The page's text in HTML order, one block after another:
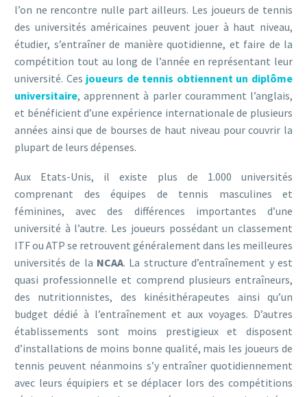
l’on ne rencontre nulle part ailleurs. Les joueurs de tennis
des universités américaines peuvent jouer à haut niveau,
étudier, s’entraîner de manière quotidienne, et faire de la
compétition tout au long de l’année en représentant leur
université. Ces joueurs de tennis obtiennent un diplôme
universitaire, apprennent à parler couramment l’anglais,
et bénéficient d’une expérience internationale de plusieurs
années ainsi que de bourses de haut niveau pour couvrir la
plupart de leurs dépenses.
Aux Etats-Unis, il existe plus de 1.000 universités
comprenant des équipes de tennis masculines et
féminines, avec des différences importantes d’une
université à l’autre. Les joueurs possédant un classement
ITF ou ATP se retrouvent généralement dans les meilleures
universités de la NCAA. La structure d’entraînement y est
quasi professionnelle et comprend plusieurs entraîneurs,
des nutritionnistes, des kinésithérapeutes ainsi qu’un
budget dédié à l’entraînement et aux voyages. D’autres
établissements sont moins prestigieux et disposent
d’installations de moins bonne qualité, mais les joueurs de
tennis peuvent néanmoins s’y entraîner quotidiennement
avec leurs équipiers et se déplacer lors des compétitions